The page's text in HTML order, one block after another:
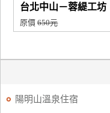
台北中山－蓉緹工
原價650元
陽明山溫泉住宿